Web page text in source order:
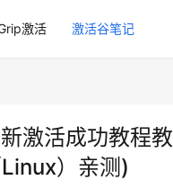
激活 激活谷笔记
激活成功教程教
）亲测)